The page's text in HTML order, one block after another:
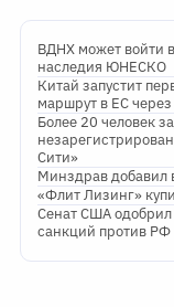
ВДНХ может войти
наследия ЮНЕСКО
Китай запустит
маршрут в ЕС
Более 20 человек
Сити»
Минздрав добавил
«Флит Лизинг»
Сенат США одобрил
санкций против РФ